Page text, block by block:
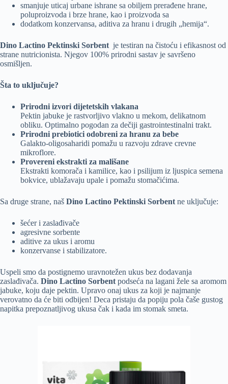
smanjuje uticaj urbane ishrane sa obiljem prerađene hrane,
poluproizvoda i brze hrane, kao i proizvoda sa
dodatkom konzervansa, aditiva za hranu i drugih „hemija“.
Dino Lactino Pektinski Sorbent je testiran na čistoću i efikasnost od
strane nutricionista. Njegov 100% prirodni sastav je savršeno
osmišljen.
Šta to uključuje?
Prirodni izvori dijetetskih vlakana
Pektin jabuke je rastvorljivo vlakno u mekom, delikatnom
obliku. Optimalno pogodan za dečiji gastrointestinalni trakt.
Prirodni prebiotici odobreni za hranu za bebe
Galakto-oligosaharidi pomažu u razvoju zdrave crevne
mikroflore.
Provereni ekstrakti za mališane
Ekstrakti komorača i kamilice, kao i psilijum iz ljuspica semena
bokvice, ublažavaju upale i pomažu stomačićima.
Sa druge strane, naš Dino Lactino Pektinski Sorbent ne uključuje:
šećer i zaslađivače
agresivne sorbente
aditive za ukus i aromu
konzervanse i stabilizatore.
Uspeli smo da postignemo uravnotežen ukus bez dodavanja
zaslađivača. Dino Lactino Sorbent podseća na lagani žele sa aromom
jabuke, koju daje pektin. Upravo onaj ukus za koji je najmanje
verovatno da će biti odbijen! Deca pristaju da popiju pola čaše gustog
napitka prepoznatljivog ukusa čak i kada im stomak smeta.